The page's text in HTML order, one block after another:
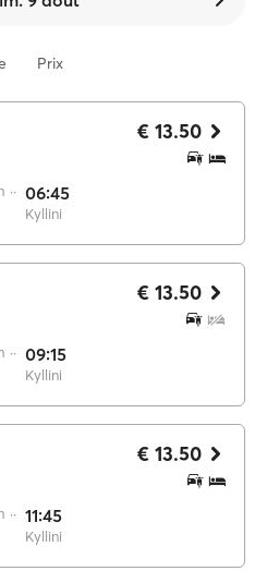
Prix
·· 06:45
Kyllini
€ 13.50
·· 09:15
Kyllini
€ 13.50
·· 11:45
Kyllini
€ 13.50